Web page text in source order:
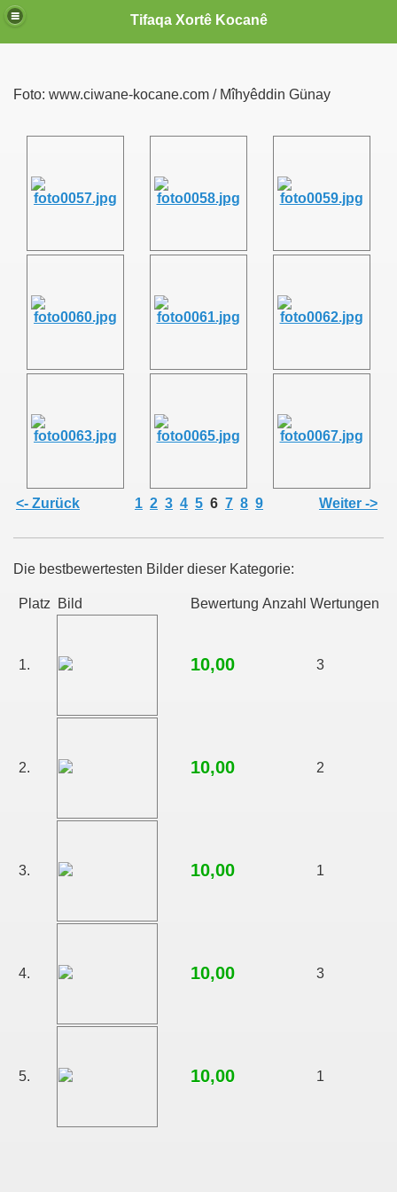
Tifaqa Xortê Kocanê
Foto: www.ciwane-kocane.com / Mîhyêddin Günay
<- Zurück 1 2 3 4 5 6 7 8 9 Weiter ->
Die bestbewertesten Bilder dieser Kategorie:
Platz Bild Bewertung Anzahl Wertungen
1. 10,00 3
2. 10,00 2
3. 10,00 1
4. 10,00 3
5. 10,00 1